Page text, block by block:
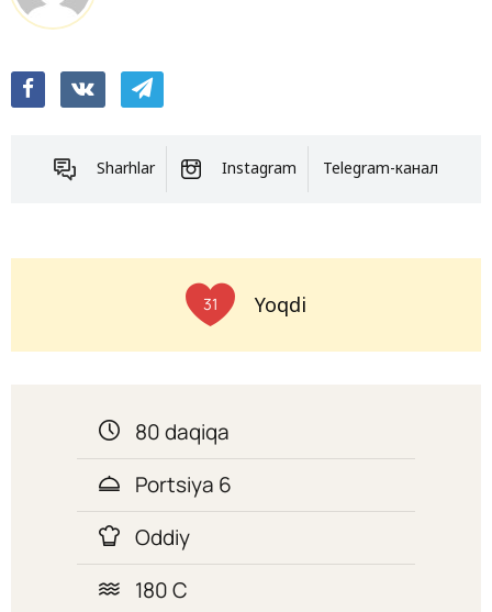
Sharhlar Instagram Telegram-канал
31 Yoqdi
80 daqiqa
Portsiya 6
Oddiy
180 C